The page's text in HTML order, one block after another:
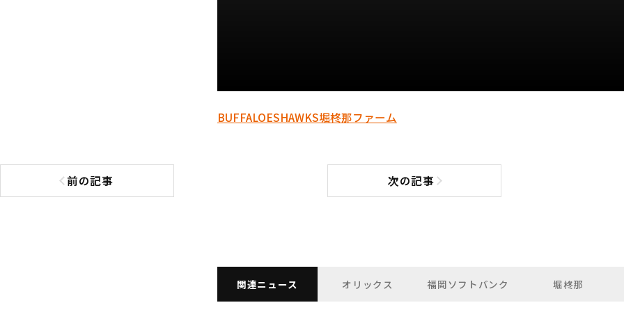
BUFFALOESHAWKS堀柊那ファーム
前の記事
前の記事へ 次の記事次の記事へ
関連ニュース オリックス 福岡ソフトバンク 堀柊那